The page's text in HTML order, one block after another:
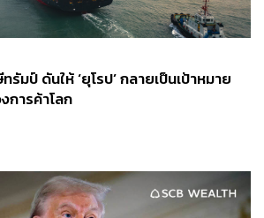
มป์ ดันให้ ‘ยุโรป’ กลายเป็นเป้าหมาย
การค้าโลก